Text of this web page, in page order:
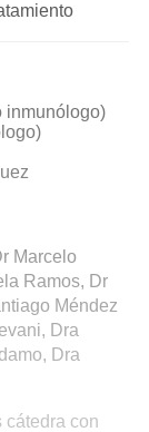
inmunólogo)
Marcelo
Ramos, Dr
Méndez
Dra
Dra
cátedra con